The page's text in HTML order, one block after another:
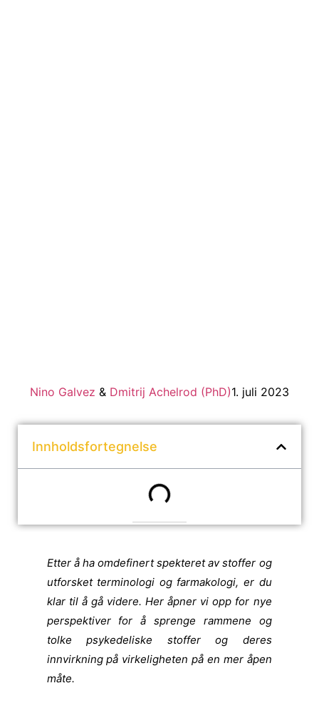
Nino Galvez & Dmitrij Achelrod (PhD)1. juli 2023
Innholdsfortegnelse
Etter å ha omdefinert spekteret av stoffer og
utforsket terminologi og farmakologi, er du
klar til å gå videre. Her åpner vi opp for nye
perspektiver for å sprenge rammene og
tolke psykedeliske stoffer og deres
innvirkning på virkeligheten på en mer åpen
måte.